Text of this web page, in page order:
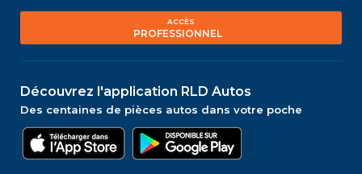
ACCÈS
PROFESSIONNEL
Découvrez l'application RLD Autos
Des centaines de pièces autos dans votre poche